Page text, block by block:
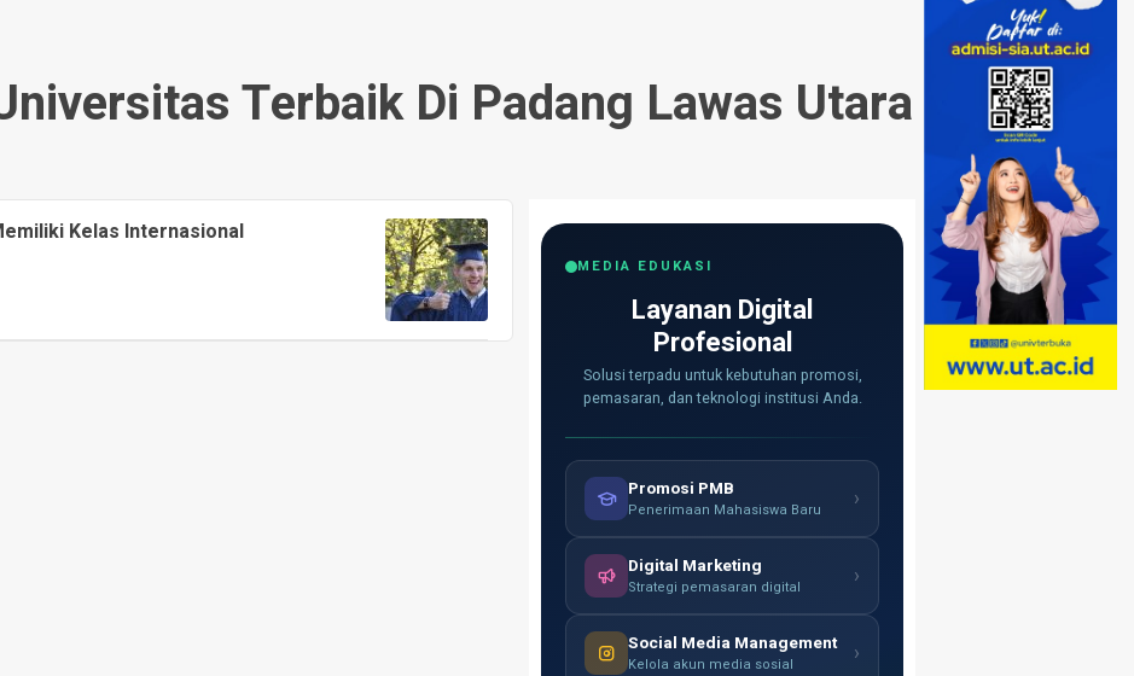
Terbaik Di Padang Lawas Utara
Kelas Internasional
MEDIA EDUKASI
Layanan Digital
Profesional
Solusi terpadu untuk kebutuhan promosi,
pemasaran, dan teknologi institusi Anda.
Promosi PMB
Penerimaan Mahasiswa Baru ›
Digital Marketing
Strategi pemasaran digital ›
Social Media Management
Kelola akun media sosial ›